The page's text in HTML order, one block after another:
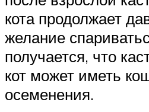
кота продолжает
желание
получается, что
кот может иметь
осеменения.